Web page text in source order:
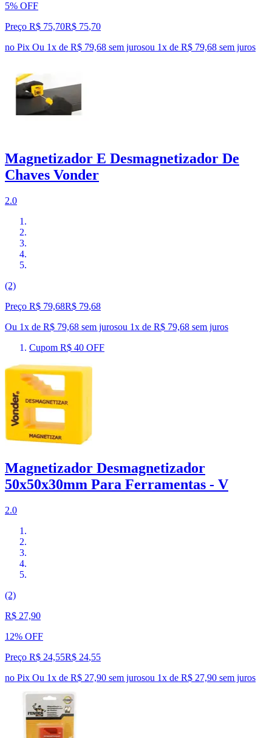
5% OFF
Preço R$ 75,70R$ 75,70
no Pix Ou 1x de R$ 79,68 sem jurosou 1x de R$ 79,68 sem juros
Magnetizador E Desmagnetizador De
Chaves Vonder
2.0
(2)
Preço R$ 79,68R$ 79,68
Ou 1x de R$ 79,68 sem jurosou 1x de R$ 79,68 sem juros
Cupom R$ 40 OFF
Magnetizador Desmagnetizador
50x50x30mm Para Ferramentas - V
2.0
(2)
R$ 27,90
12% OFF
Preço R$ 24,55R$ 24,55
no Pix Ou 1x de R$ 27,90 sem jurosou 1x de R$ 27,90 sem juros